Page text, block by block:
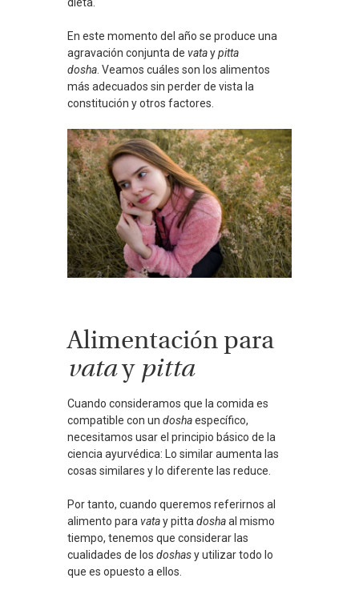
En este momento del año se produce una
agravación conjunta de vataypitta
dosha . Veamos cuáles son los alimentos
más adecuados sin perder de vista la
constitución y otros factores.
Alimentación para
vatay pitta
Cuando consideramos que la comida es
compatible con un doshaespecífico,
necesitamos usar el principio básico de la
ciencia ayurvédica: Lo similar aumenta las
cosas similares y lo diferente las reduce.
Por tanto, cuando queremos referirnos al
alimento para vatay pitta doshaal mismo
tiempo, tenemos que considerar las
cualidades de los doshasy utilizar todo lo
que es opuesto a ellos.